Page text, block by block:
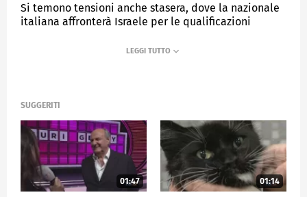
Si temono tensioni anche stasera, dove la nazionale
italiana affronterà Israele per le qualificazioni
SUGGERITI
01:47 01:14